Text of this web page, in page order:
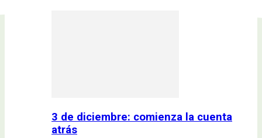
3 de diciembre: comienza la cuenta
atrás